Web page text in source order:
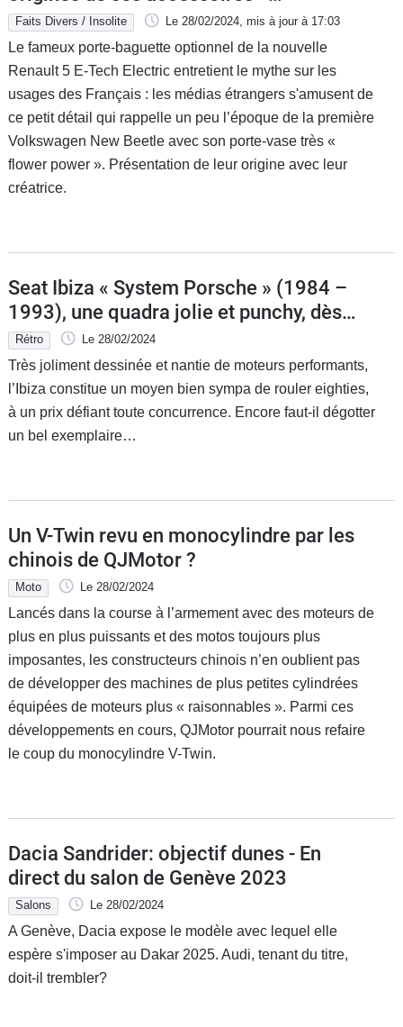
franchouillards (Vidéo)
Faits Divers / Insolite Le 28/02/2024, mis à jour à 17:03
Le fameux porte-baguette optionnel de la nouvelle
Renault 5 E-Tech Electric entretient le mythe sur les
usages des Français : les médias étrangers s'amusent de
ce petit détail qui rappelle un peu l’époque de la première
Volkswagen New Beetle avec son porte-vase très «
flower power ». Présentation de leur origine avec leur
créatrice.
Seat Ibiza « System Porsche » (1984 –
1993), une quadra jolie et punchy, dès 1
800 €
Rétro Le 28/02/2024
Très joliment dessinée et nantie de moteurs performants,
l’Ibiza constitue un moyen bien sympa de rouler eighties,
à un prix défiant toute concurrence. Encore faut-il dégotter
un bel exemplaire…
Un V-Twin revu en monocylindre par les
chinois de QJMotor ?
Moto Le 28/02/2024
Lancés dans la course à l’armement avec des moteurs de
plus en plus puissants et des motos toujours plus
imposantes, les constructeurs chinois n’en oublient pas
de développer des machines de plus petites cylindrées
équipées de moteurs plus « raisonnables ». Parmi ces
développements en cours, QJMotor pourrait nous refaire
le coup du monocylindre V-Twin.
Dacia Sandrider: objectif dunes - En
direct du salon de Genève 2023
Salons Le 28/02/2024
A Genève, Dacia expose le modèle avec lequel elle
espère s'imposer au Dakar 2025. Audi, tenant du titre,
doit-il trembler?